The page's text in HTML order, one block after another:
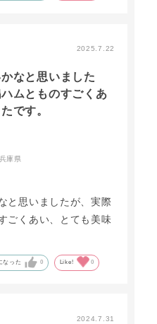
2025.7.22
なと思いました
ムとものすごくあ
です。
兵庫県
と思いましたが、実際
ごくあい、とても美味
なった 0 Like! 0
2024.7.31